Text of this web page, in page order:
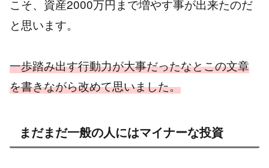
こそ、資産2000万円まで増やす事が出来たのだ
と思います。
一歩踏み出す行動力が大事だったなとこの文章
を書きながら改めて思いました。
まだまだ一般の人にはマイナーな投資